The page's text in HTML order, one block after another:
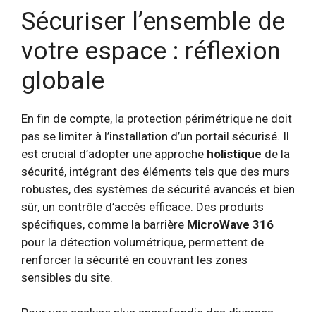
Sécuriser l’ensemble de
votre espace : réflexion
globale
En fin de compte, la protection périmétrique ne doit
pas se limiter à l’installation d’un portail sécurisé. Il
est crucial d’adopter une approche holistique de la
sécurité, intégrant des éléments tels que des murs
robustes, des systèmes de sécurité avancés et bien
sûr, un contrôle d’accès efficace. Des produits
spécifiques, comme la barrière MicroWave 316
pour la détection volumétrique, permettent de
renforcer la sécurité en couvrant les zones
sensibles du site.